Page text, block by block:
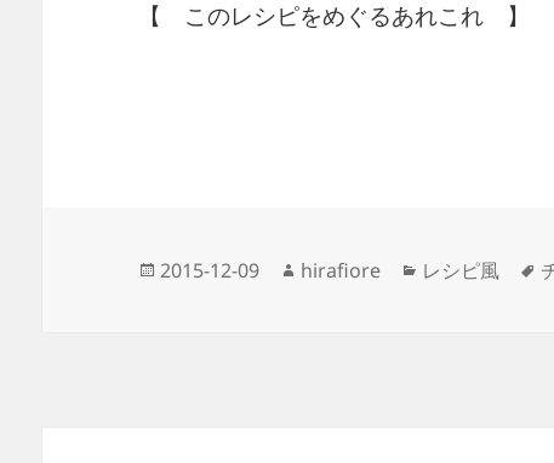
【 このレシピをめぐるあれこれ 】
投
2015-12-09
作
hirafiore
カ
レシピ風